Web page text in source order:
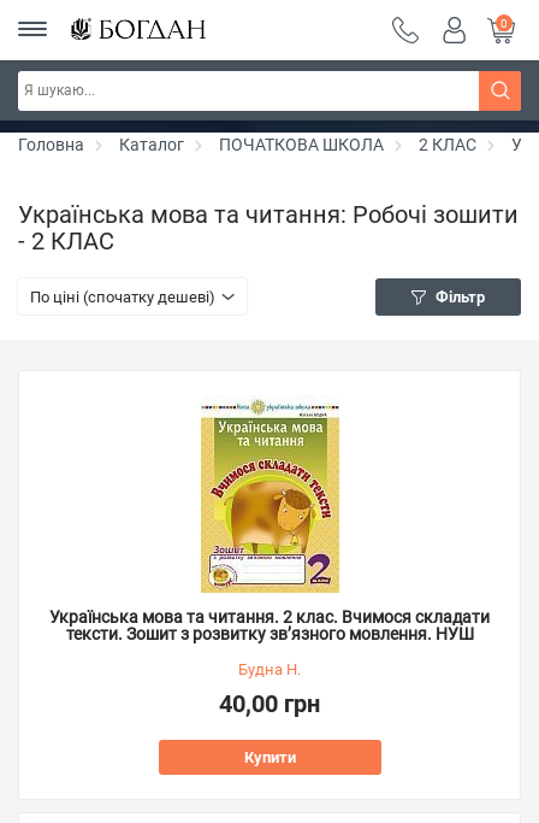
РОЗПРОДАЖ ~ 150 грн ~ 200 грн ~ 250 грн ~
300 грн ~ РОЗПРОДАЖ
Дізнатись більше
0
Головна Каталог ПОЧАТКОВА ШКОЛА 2 КЛАС
Українська мова та читання: Робочі зошити
- 2 КЛАС
По ціні (спочатку дешеві) Фільтр
Українська мова та читання. 2 клас. Вчимося складати
тексти. Зошит з розвитку зв’язного мовлення. НУШ
Будна Н.
40,00 грн
Купити